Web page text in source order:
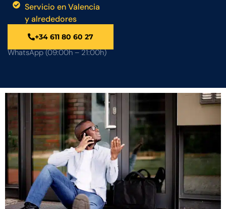
Servicio en Valencia
y alrededores
+34 611 80 60 27
WhatsApp (09:00h – 21:00h)